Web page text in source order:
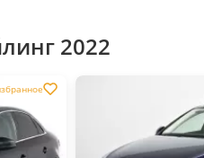
2022